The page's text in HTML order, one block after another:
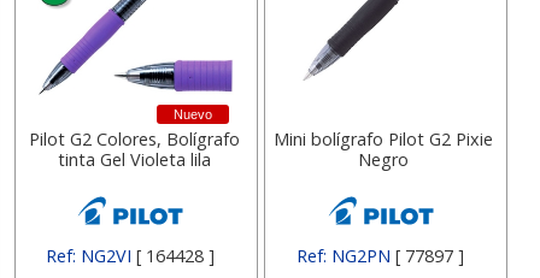
Nuevo
Pilot G2 Colores, Bolígrafo
tinta Gel Violeta lila
Ref: NG2VI[ 164428 ]
Mini bolígrafo Pilot G2 Pixie
Negro
Ref: NG2PN [ 77897 ]